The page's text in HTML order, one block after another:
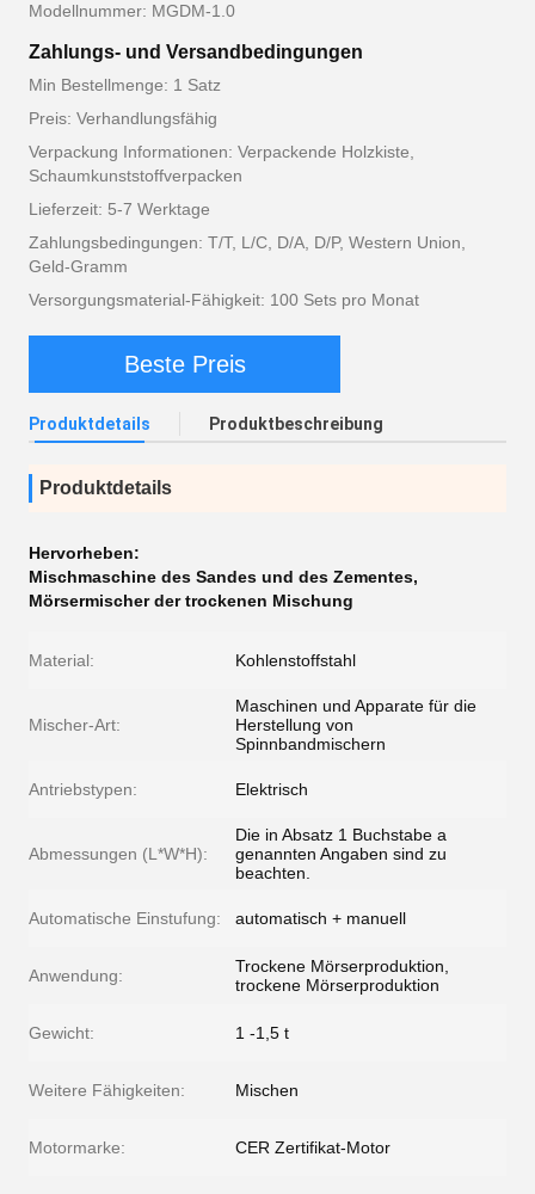
Modellnummer: MGDM-1.0
Zahlungs- und Versandbedingungen
Min Bestellmenge: 1 Satz
Preis: Verhandlungsfähig
Verpackung Informationen: Verpackende Holzkiste,
Schaumkunststoffverpacken
Lieferzeit: 5-7 Werktage
Zahlungsbedingungen: T/T, L/C, D/A, D/P, Western Union,
Geld-Gramm
Versorgungsmaterial-Fähigkeit: 100 Sets pro Monat
Beste Preis
Produktdetails Produktbeschreibung
Produktdetails
Hervorheben:
Mischmaschine des Sandes und des Zementes,
Mörsermischer der trockenen Mischung
Material: Kohlenstoffstahl
Mischer-Art:
Maschinen und Apparate für die
Herstellung von
Spinnbandmischern
Antriebstypen: Elektrisch
Abmessungen (L*W*H):
Die in Absatz 1 Buchstabe a
genannten Angaben sind zu
beachten.
Automatische Einstufung: automatisch + manuell
Anwendung:
Trockene Mörserproduktion,
trockene Mörserproduktion
Gewicht: 1 -1,5 t
Weitere Fähigkeiten: Mischen
Motormarke: CER Zertifikat-Motor